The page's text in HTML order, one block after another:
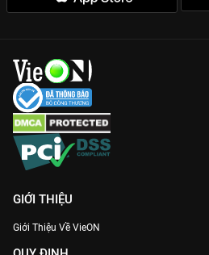
GIỚI THIỆU
Giới Thiệu Về VieON